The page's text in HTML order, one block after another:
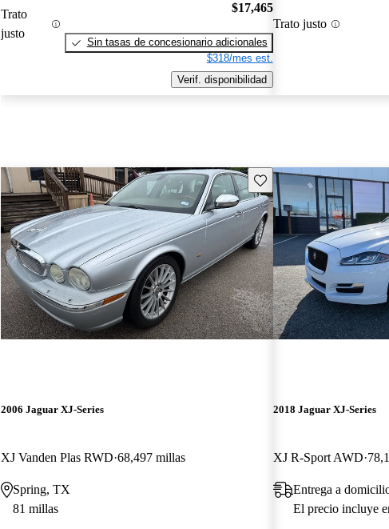
Trato
justo
$17,465
Sin tasas de concesionario adicionales
$318/mes est.
Verif. disponibilidad
Trato justo
Guarda este Aviso
2006 Jaguar XJ-Series
XJ Vanden Plas RWD 68,497 millas
Spring, TX
81 millas
2018 Jaguar XJ-Series
XJ R-Sport AWD
Entrega a
El precio incluye